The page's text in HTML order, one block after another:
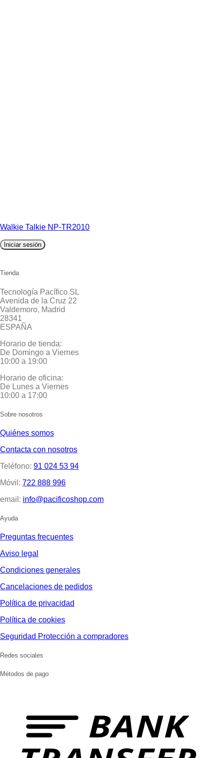
Walkie Talkie NP-TR2010
Iniciar sesión
Tienda
Tecnología Pacífico SL
Avenida de la Cruz 22
Valdemoro, Madrid
28341
ESPAÑA
Horario de tienda:
De Domingo a Viernes
10:00 a 19:00
Horario de oficina:
De Lunes a Viernes
10:00 a 17:00
Sobre nosotros
Quiénes somos
Contacta con nosotros
Teléfono: 91 024 53 94
Móvil: 722 888 996
email: info@pacificoshop.com
Ayuda
Preguntas frecuentes
Aviso legal
Condiciones generales
Cancelaciones de pedidos
Política de privacidad
Política de cookies
Seguridad Protección a compradores
Redes sociales
Métodos de pago